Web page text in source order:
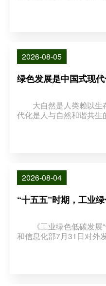
2026-08-05
绿色发展是中国式现
大自然是人类赖以生
代化是人与自然和谐共生
2026-08-04
“十五五”时期，工业
《工业绿色低碳发展
和信息化部7月31日对外